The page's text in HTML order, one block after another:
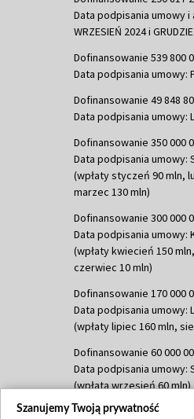
Data podpisania umowy i
WRZESIEŃ 2024 i
Dofinansowanie 539 800
Data podpisania umowy:
Dofinansowanie 49 848
Data podpisania umowy:
Dofinansowanie 350 000
Data podpisania umowy:
(wpłaty styczeń 90 mln,
marzec 130 mln)
Dofinansowanie 300 000
Data podpisania umowy:
(wpłaty kwiecień 150
czerwiec 10 mln)
Dofinansowanie 170 000
Data podpisania umowy:
(wpłaty lipiec 160 mln,
Dofinansowanie 60 000
Data podpisania umowy:
(wpłata wrzesień 60 mln)
Dofinansowanie 635 783
Szanujemy Twoją prywatność